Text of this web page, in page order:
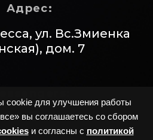
cookie для улучшения работы
вы соглашаетесь со сбором
и согласны с политикой
Адрес:
ул. Вс.Змиенка
дом. 7